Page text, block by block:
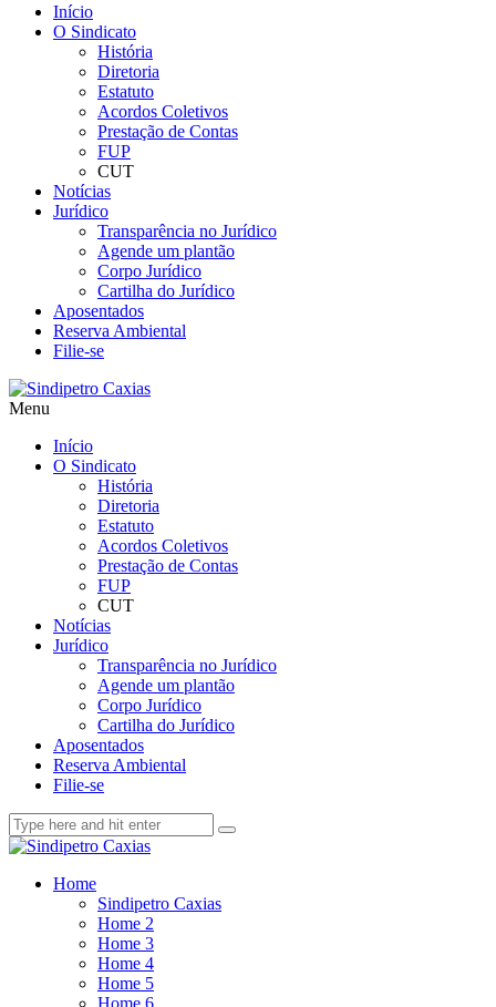
Início
O Sindicato
História
Diretoria
Estatuto
Acordos Coletivos
Prestação de Contas
FUP
CUT
Notícias
Jurídico
Transparência no Jurídico
Agende um plantão
Corpo Jurídico
Cartilha do Jurídico
Aposentados
Reserva Ambiental
Filie-se
Menu
Início
O Sindicato
História
Diretoria
Estatuto
Acordos Coletivos
Prestação de Contas
FUP
CUT
Notícias
Jurídico
Transparência no Jurídico
Agende um plantão
Corpo Jurídico
Cartilha do Jurídico
Aposentados
Reserva Ambiental
Filie-se
Home
Sindipetro Caxias
Home 2
Home 3
Home 4
Home 5
Home 6